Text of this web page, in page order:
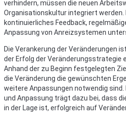
verhindern, müssen die neuen
Organisationskultur integriert werden.
kontinuierliches Feedback,
Anpassung von Anreizsystemen
Die Verankerung der Veränderungen
der Erfolg der Veränderungsstrategie
Anhand der zu Beginn festgelegten
die Veränderung die gewünschten
weitere Anpassungen notwendig sind.
und Anpassung trägt dazu bei, dass
in der Lage ist, erfolgreich auf